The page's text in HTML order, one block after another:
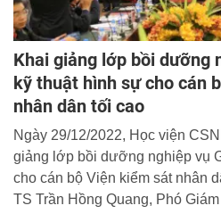
Khai giảng lớp bồi dưỡng
kỹ thuật hình sự cho cán
nhân dân tối cao
Ngày 29/12/2022, Học viện
giảng lớp bồi dưỡng nghiệp vụ
cho cán bộ Viện kiểm sát nhân
TS Trần Hồng Quang, Phó